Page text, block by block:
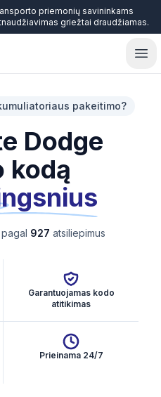
priemonių savininkams
griežtai draudžiamas.
pakeitimo?
Dodge
kodą
927 atsiliepimus
Garantuojamas kodo
atitikimas
Prieinama 24/7